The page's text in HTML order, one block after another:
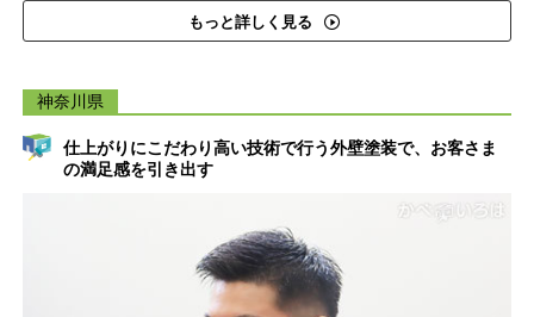
もっと詳しく見る
神奈川県
仕上がりにこだわり高い技術で行う外壁塗装で、お客さま
の満足感を引き出す